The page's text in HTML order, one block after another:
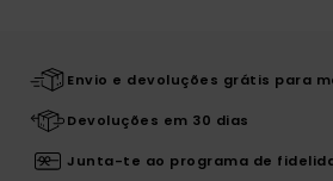
Envio e devoluções grátis para
Devoluções em 30 dias
Junta-te ao programa de